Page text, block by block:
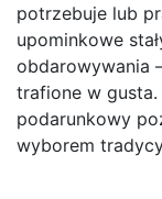
potrzebuje lub
upominkowe
obdarowywania
trafione w
podarunkowy
wyborem